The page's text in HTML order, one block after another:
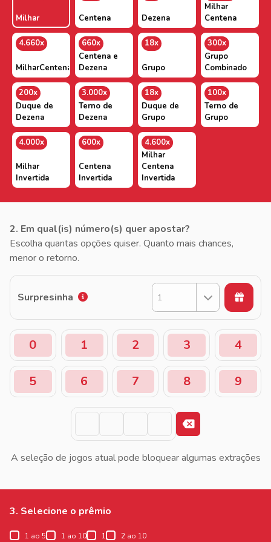
Milhar Centena Dezena
Milhar
Centena
4.660x
MilharCentenaDezena
660x
Centena e
Dezena
18x
Grupo
300x
Grupo
Combinado
200x
Duque de
Dezena
3.000x
Terno de
Dezena
18x
Duque de
Grupo
100x
Terno de
Grupo
4.000x
Milhar
Invertida
600x
Centena
Invertida
4.600x
Milhar
Centena
Invertida
2. Em qual(is) número(s) quer apostar?
Escolha quantas opções quiser. Quanto mais chances,
menor o retorno.
Surpresinha 1
0 1 2 3 4
5 6 7 8 9
A seleção de jogos atual pode bloquear algumas extrações
3. Selecione o prêmio
1 ao 5 1 ao 10 1 2 ao 10